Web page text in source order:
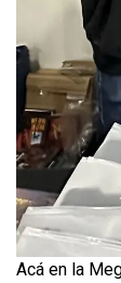
Acá en la